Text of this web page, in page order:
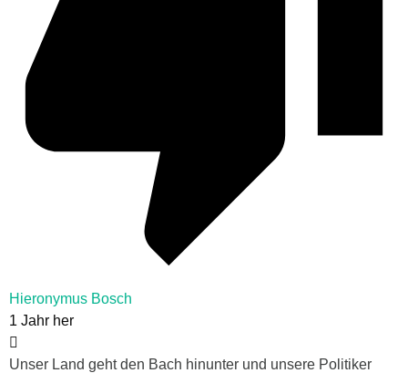
Hieronymus Bosch
1 Jahr her
Unser Land geht den Bach hinunter und unsere Politiker